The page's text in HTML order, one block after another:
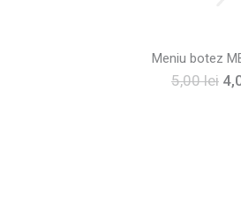
Meniu botez
5,00lei